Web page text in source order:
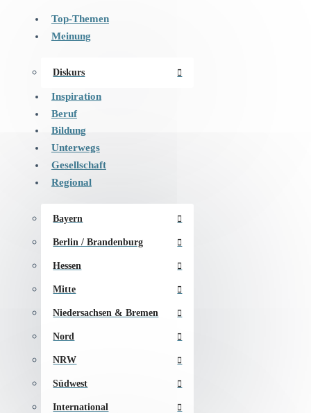
Top-Themen
Meinung
Diskurs
Inspiration
Beruf
Bildung
Unterwegs
Gesellschaft
Regional
Bayern
Berlin / Brandenburg
Hessen
Mitte
Niedersachsen & Bremen
Nord
NRW
Südwest
International